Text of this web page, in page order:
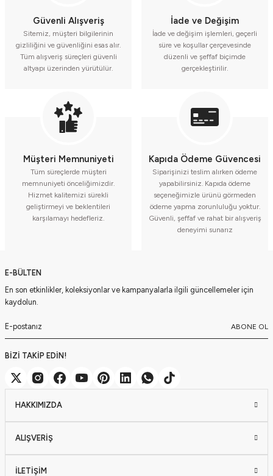
Güvenli Alışveriş
Sitemiz, müşteri bilgilerinin
gizliliğini ve güvenliğini esas alır.
Tüm alışveriş süreçleri güvenli
altyapı üzerinden yürütülür.
İade ve Değişim
İade ve değişim işlemleri, geçerli
süre ve koşullar çerçevesinde
düzenli ve şeffaf biçimde
gerçekleştirilir.
Müşteri Memnuniyeti
Tüm süreçlerde müşteri
memnuniyeti önceliğimizdir.
Hizmet kalitemizi sürekli
geliştirmeyi ve beklentileri
karşılamayı hedefleriz.
Kapıda Ödeme Güvencesi
Siparişinizi teslim alırken ödeme
yapabilirsiniz. Kapıda ödeme
seçeneğimizle ürünü görmeden
ödeme yapma zorunluluğu yoktur.
Güvenli, şeffaf ve rahat bir alışveriş
deneyimi sunarız
E-BÜLTEN
En son etkinlikler, koleksiyonlar ve kampanyalarla ilgili güncellemeler için
kaydolun.
ABONE OL
BİZİ TAKİP EDİN!
HAKKIMIZDA
ALIŞVERİŞ
İLETİŞİM